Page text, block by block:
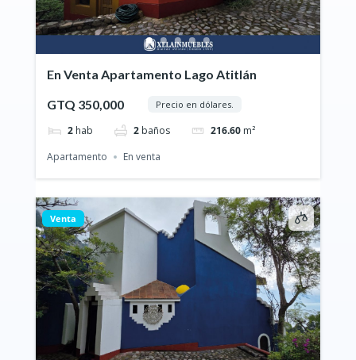
En Venta Apartamento Lago Atitlán
GTQ 350,000
Precio en dólares.
2 hab 2 baños 216.60 m²
Apartamento
En venta
Venta